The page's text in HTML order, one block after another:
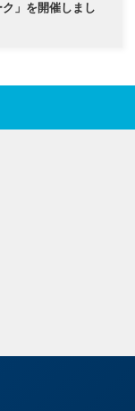
」を開催しまし